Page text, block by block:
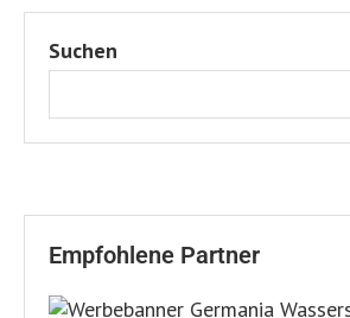
Suchen
Empfohlene Partner